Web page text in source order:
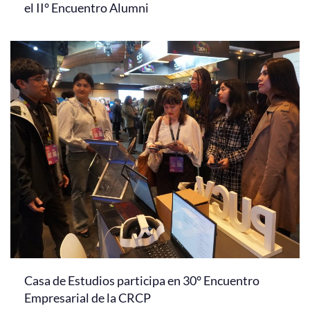
el II° Encuentro Alumni
Casa de Estudios participa en 30° Encuentro
Empresarial de la CRCP